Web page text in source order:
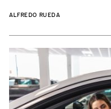
ALFREDO RUEDA